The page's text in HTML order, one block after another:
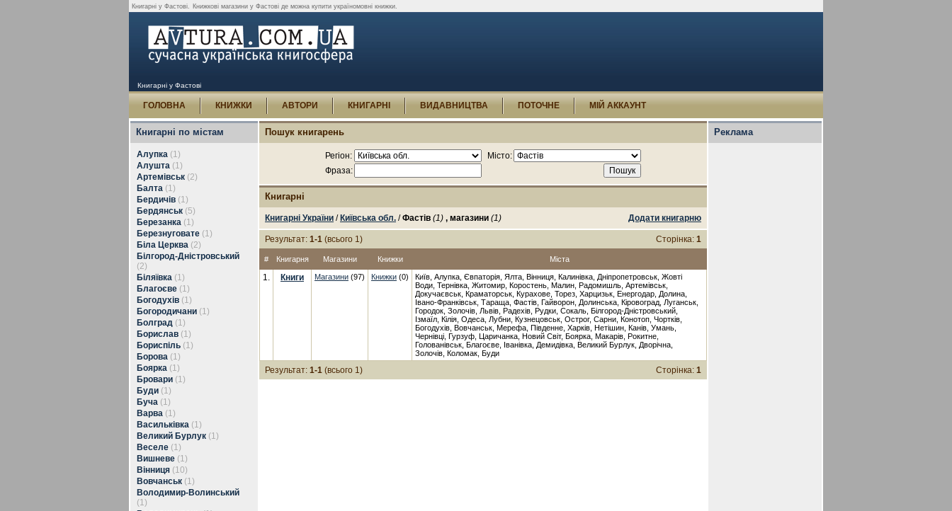
Книгарні у Фастові. Книжкові магазини у Фастові де можна купити україномовні книжки.
Книгарні у Фастові
ГОЛОВНА КНИЖКИ АВТОРИ КНИГАРНІ ВИДАВНИЦТВА ПОТОЧНЕ МІЙ АККАУНТ
Книгарні по містам
Алупка (1)
Алушта (1)
Артемівськ (2)
Балта (1)
Бердичів (1)
Бердянськ (5)
Березанка (1)
Березнуговате (1)
Біла Церква (2)
Білгород-Дністровський
(2)
Біляївка (1)
Благоєве (1)
Богодухів (1)
Богородичани (1)
Болград (1)
Борислав (1)
Бориспіль (1)
Борова (1)
Боярка (1)
Бровари (1)
Буди (1)
Буча (1)
Варва (1)
Васильківка (1)
Великий Бурлук (1)
Веселе (1)
Вишневе (1)
Вінниця (10)
Вовчанськ (1)
Володимир-Волинський
(1)
Пошук книгарень
Регіон:
Місто:
Фраза:
Книгарні
Книгарні України / Київська обл. /Фастів (1) , магазини (1) Додати книгарню
Результат: 1-1 (всього 1) Сторінка: 1
# Книгарня Магазини Книжки Міста
1. Книги Магазини (97) Книжки (0)
Київ, Алупка, Євпаторія, Ялта, Вінниця, Калинівка, Дніпропетровськ, Жовті
Води, Тернівка, Житомир, Коростень, Малин, Радомишль, Артемівськ,
Докучаєвськ, Краматорськ, Курахове, Торез, Харцизьк, Енергодар, Долина,
Івано-Франківськ, Тараща, Фастів, Гайворон, Долинська, Кіровоград, Луганськ,
Городок, Золочів, Львів, Радехів, Рудки, Сокаль, Білгород-Дністровський,
Ізмаїл, Кілія, Одеса, Лубни, Кузнецовськ, Острог, Сарни, Конотоп, Чортків,
Богодухів, Вовчанськ, Мерефа, Південне, Харків, Нетішин, Канів, Умань,
Чернівці, Гурзуф, Царичанка, Новий Світ, Боярка, Макарів, Рокитне,
Голованівськ, Благоєве, Іванівка, Демидівка, Великий Бурлук, Дворічна,
Золочів, Коломак, Буди
Результат: 1-1 (всього 1) Сторінка: 1
Реклама